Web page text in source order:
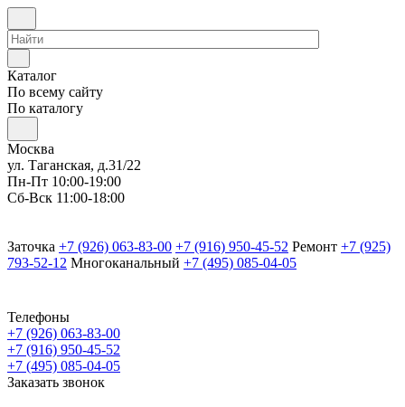
Каталог
По всему сайту
По каталогу
Москва
ул. Таганская, д.31/22
Пн-Пт 10:00-19:00
Сб-Вск 11:00-18:00
Заточка +7 (926) 063-83-00 +7 (916) 950-45-52 Ремонт +7 (925)
793-52-12 Многоканальный +7 (495) 085-04-05
Телефоны
+7 (926) 063-83-00
+7 (916) 950-45-52
+7 (495) 085-04-05
Заказать звонок